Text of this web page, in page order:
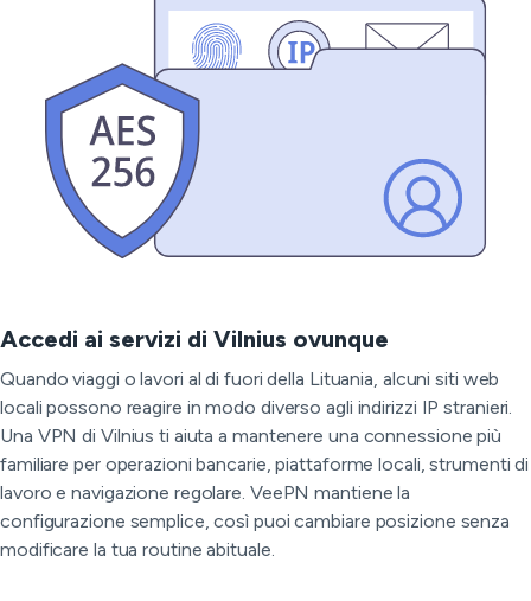
Accedi ai servizi di Vilnius ovunque
Quando viaggi o lavori al di fuori della Lituania, alcuni siti web
locali possono reagire in modo diverso agli indirizzi IP stranieri.
Una VPN di Vilnius ti aiuta a mantenere una connessione più
familiare per operazioni bancarie, piattaforme locali, strumenti di
lavoro e navigazione regolare. VeePN mantiene la
configurazione semplice, così puoi cambiare posizione senza
modificare la tua routine abituale.